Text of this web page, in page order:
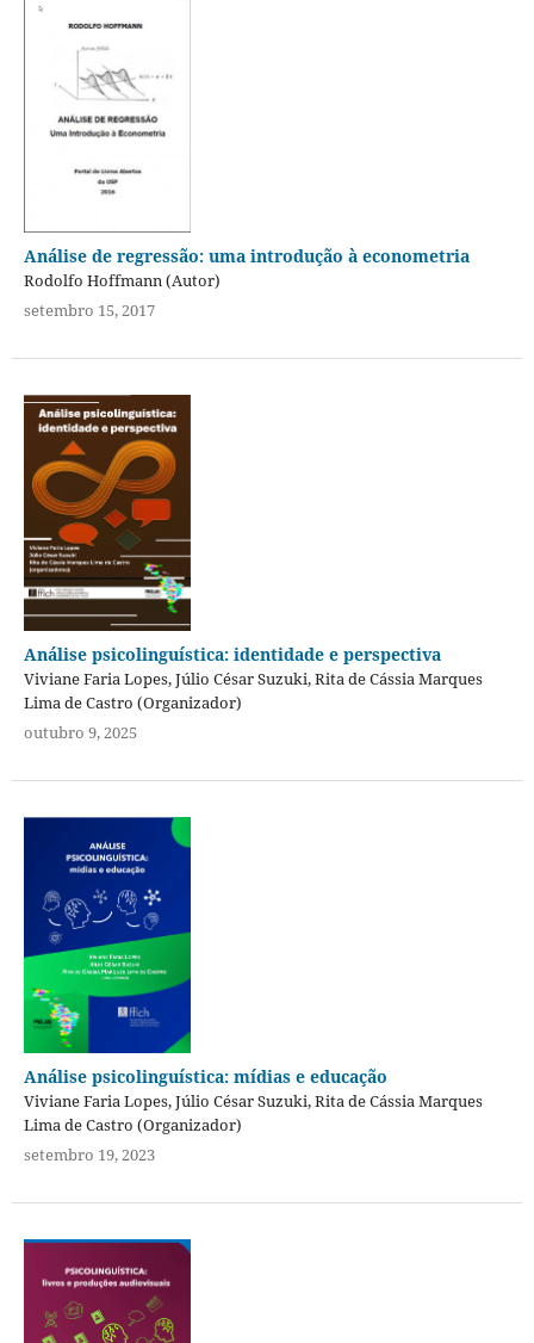
Análise de regressão: uma introdução à econometria
Rodolfo Hoffmann (Autor)
setembro 15, 2017
Análise psicolinguística: identidade e perspectiva
Viviane Faria Lopes, Júlio César Suzuki, Rita de Cássia Marques
Lima de Castro (Organizador)
outubro 9, 2025
Análise psicolinguística: mídias e educação
Viviane Faria Lopes, Júlio César Suzuki, Rita de Cássia Marques
Lima de Castro (Organizador)
setembro 19, 2023